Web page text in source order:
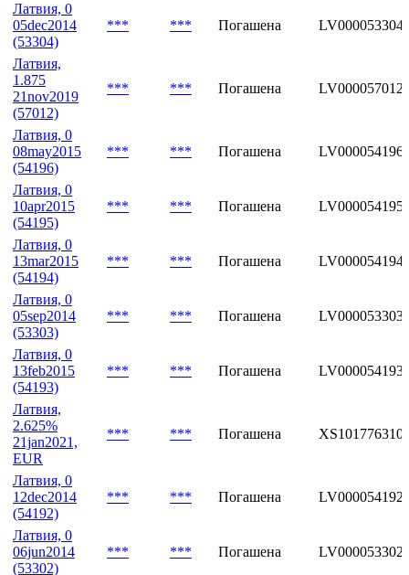
Латвия, 0
05dec2014
(53304)
*** *** Погашена
Латвия,
1.875
21nov2019
(57012)
*** *** Погашена
Латвия, 0
08may2015
(54196)
*** *** Погашена
Латвия, 0
10apr2015
(54195)
*** *** Погашена
Латвия, 0
13mar2015
(54194)
*** *** Погашена
Латвия, 0
05sep2014
(53303)
*** *** Погашена
Латвия, 0
13feb2015
(54193)
*** *** Погашена
Латвия,
2.625%
21jan2021,
EUR
*** *** Погашена
Латвия, 0
12dec2014
(54192)
*** *** Погашена
Латвия, 0
06jun2014
(53302)
*** *** Погашена